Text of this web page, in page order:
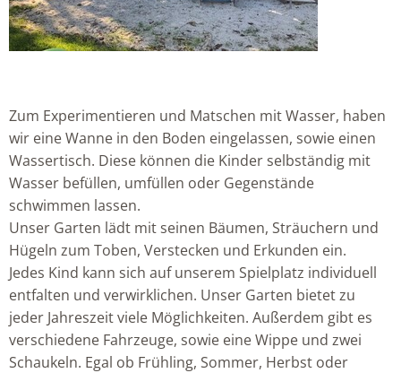
Zum Experimentieren und Matschen mit Wasser, haben
wir eine Wanne in den Boden eingelassen, sowie einen
Wassertisch. Diese können die Kinder selbständig mit
Wasser befüllen, umfüllen oder Gegenstände
schwimmen lassen.
Unser Garten lädt mit seinen Bäumen, Sträuchern und
Hügeln zum Toben, Verstecken und Erkunden ein.
Jedes Kind kann sich auf unserem Spielplatz individuell
entfalten und verwirklichen. Unser Garten bietet zu
jeder Jahreszeit viele Möglichkeiten. Außerdem gibt es
verschiedene Fahrzeuge, sowie eine Wippe und zwei
Schaukeln. Egal ob Frühling, Sommer, Herbst oder